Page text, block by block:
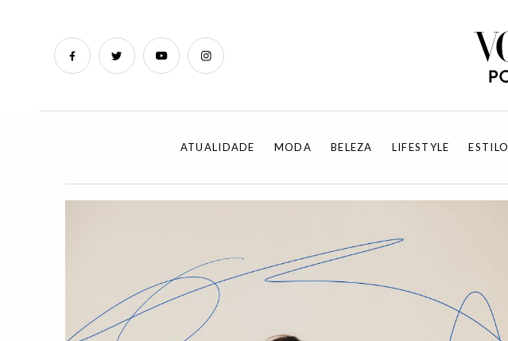
ATUALIDADE MODA BELEZA LIFESTYLE ESTILO